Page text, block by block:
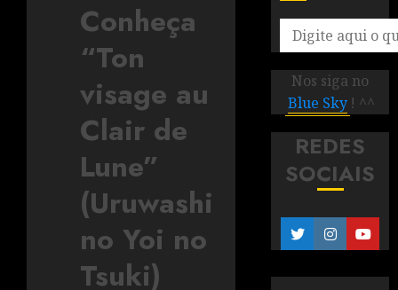
Conheça
“Ton
visage au
Clair de
Lune”
(Uruwashi
no Yoi no
Tsuki)
Nos siga no
Blue Sky ! ^^
REDES
SOCIAIS